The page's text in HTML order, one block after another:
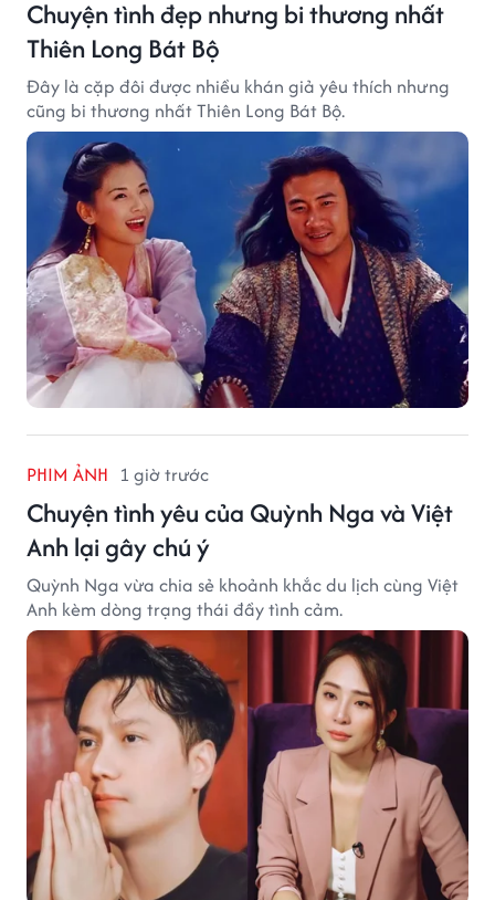
Chuyện tình đẹp nhưng bi thương nhất
Thiên Long Bát Bộ
Đây là cặp đôi được nhiều khán giả yêu thích nhưng
cũng bi thương nhất Thiên Long Bát Bộ.
PHIM ẢNH 1 giờ trước
Chuyện tình yêu của Quỳnh Nga và Việt
Anh lại gây chú ý
Quỳnh Nga vừa chia sẻ khoảnh khắc du lịch cùng Việt
Anh kèm dòng trạng thái đầy tình cảm.